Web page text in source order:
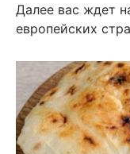
Далее вас ждет
европейских